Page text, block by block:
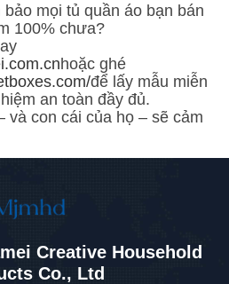
mọi tủ quần áo bạn bán
100% chưa?
hoặc ghé
để lấy mẫu miễn
an toàn đầy đủ.
và con cái của họ – sẽ cảm
Creative Household
Co., Ltd